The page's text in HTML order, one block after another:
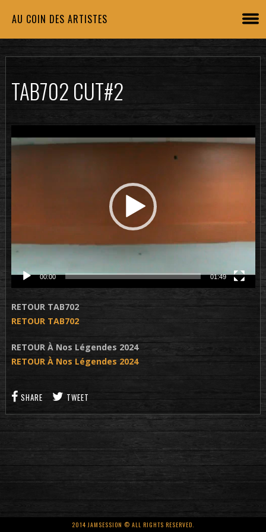
AU COIN DES ARTISTES
TAB702 CUT#2
vidéo
00:00 01:49
RETOUR TAB702
RETOUR TAB702
RETOUR À Nos Légendes 2024
RETOUR À Nos Légendes 2024
SHARE TWEET
2014 JAMSESSION © ALL RIGHTS RESERVED.